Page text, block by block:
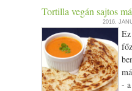
előmelegített sütőben
Tortilla vegán sajtos
2016.
-